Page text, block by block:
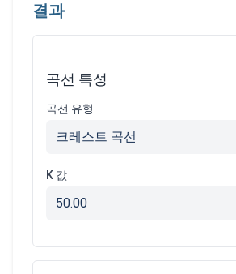
결과
곡선 특성
곡선 유형
크레스트 곡선
K 값
50.00